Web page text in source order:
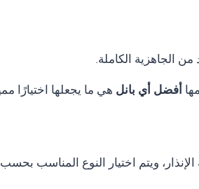
الجاهزية الكاملة.
أفضل أي بانل هي ما يجعلها اختيارًا
ويتم اختيار النوع المناسب